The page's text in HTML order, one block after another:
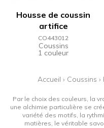
Housse de coussin
artifice
CO443012
Coussins
1 couleur
Accueil › Coussins ›
Par le choix des couleurs, la
une alchimie particulière se
variété des motifs, la
matières, le véritable